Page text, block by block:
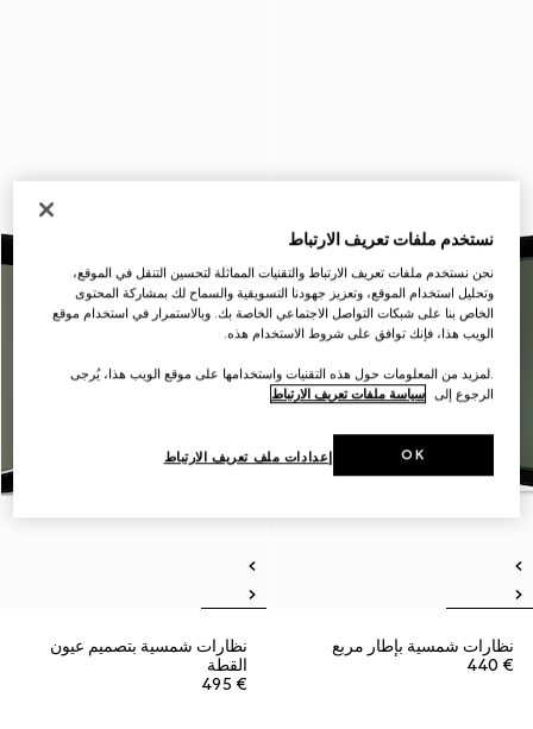
نظارات شمسية بإطار مربع
€ 440
نظارات شمسية بتصميم عيون
القطة
€ 495
نستخدم ملفات تعريف الارتباط
نحن نستخدم ملفات تعريف الارتباط والتقنيات المماثلة لتحسين التنقل في الموقع،
وتحليل استخدام الموقع، وتعزيز جهودنا التسويقية والسماح لك بمشاركة المحتوى
الخاص بنا على شبكات التواصل الاجتماعي الخاصة بك. وبالاستمرار في استخدام موقع
الويب هذا، فإنك توافق على شروط الاستخدام هذه.
.لمزيد من المعلومات حول هذه التقنيات واستخدامها على موقع الويب هذا، يُرجى
الرجوع إلى سياسة ملفات تعريف الارتباط
إعدادات ملف تعريف الارتباط OK